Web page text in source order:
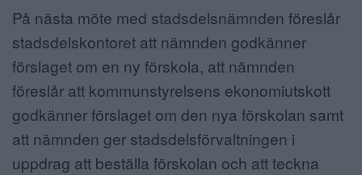
På nästa möte med stadsdelsnämnden föreslår
stadsdelskontoret att nämnden godkänner
förslaget om en ny förskola, att nämnden
föreslår att kommunstyrelsens ekonomiutskott
godkänner förslaget om den nya förskolan samt
att nämnden ger stadsdelsförvaltningen i
uppdrag att beställa förskolan och att teckna